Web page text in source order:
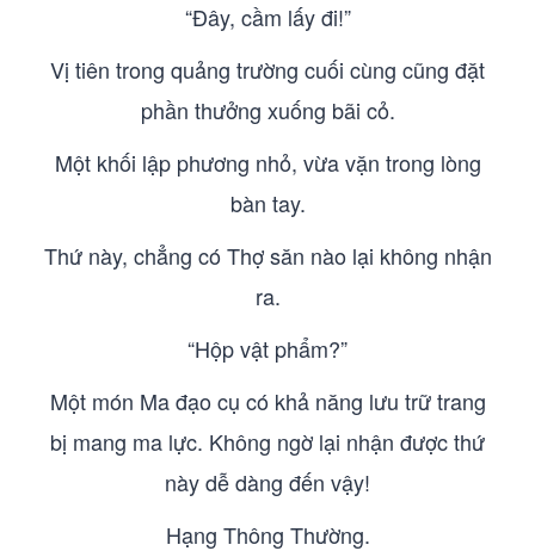
“Đây, cầm lấy đi!”
Vị tiên trong quảng trường cuối cùng cũng đặt
phần thưởng xuống bãi cỏ.
Một khối lập phương nhỏ, vừa vặn trong lòng
bàn tay.
Thứ này, chẳng có Thợ săn nào lại không nhận
ra.
“Hộp vật phẩm?”
Một món Ma đạo cụ có khả năng lưu trữ trang
bị mang ma lực. Không ngờ lại nhận được thứ
này dễ dàng đến vậy!
Hạng Thông Thường.